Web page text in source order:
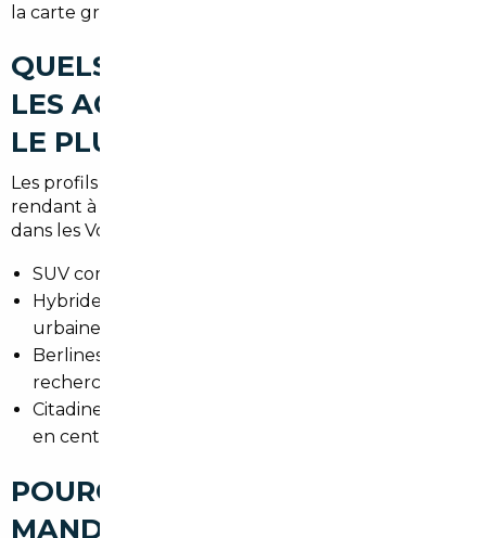
la carte grise.
QUELS TYPES DE VOITURES
LES ACHETEURS RECHERCHENT
LE PLUS À THANN
Les profils varient : familles de la vallée, actifs se
rendant à Mulhouse, et amateurs de week-ends
dans les Vosges.
SUV compacts pour la polyvalence et l'espace.
Hybrides pour réduire la consommation en zone
urbaine et périurbaine.
Berlines premium pour les conducteurs
recherchant confort et performance.
Citadines économiques pour les trajets quotidiens
en centre-ville.
POURQUOI FAIRE APPEL À UN
MANDATAIRE AUTO À THANN